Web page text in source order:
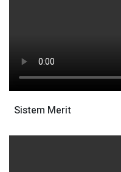
Sistem Merit